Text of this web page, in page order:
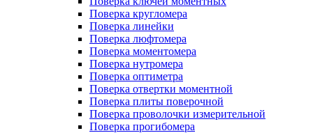
Поверка кругломера
Поверка линейки
Поверка люфтомера
Поверка моментомера
Поверка нутромера
Поверка оптиметра
Поверка отвертки моментной
Поверка плиты поверочной
Поверка проволочки измерительной
Поверка прогибомера